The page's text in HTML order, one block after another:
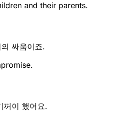
and their parents.
싸움이죠.
꺼이 했어요.